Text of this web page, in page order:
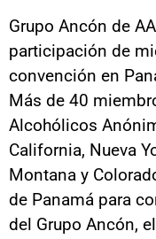
Grupo Ancón de
participación de
convención en
Más de 40
Alcohólicos
California, Nueva
Montana y
de Panamá para
del Grupo Ancón,